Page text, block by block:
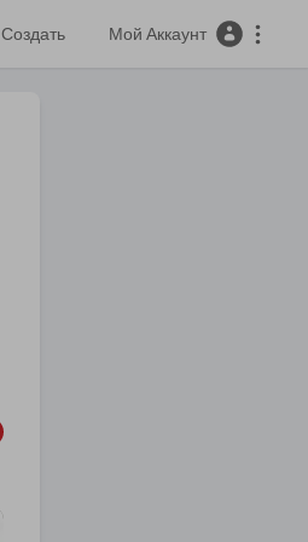
Создать Мой Аккаунт